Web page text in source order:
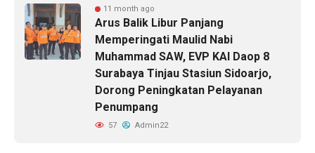
11 month ago
Arus Balik Libur Panjang
Memperingati Maulid Nabi
Muhammad SAW, EVP KAI Daop 8
Surabaya Tinjau Stasiun Sidoarjo,
Dorong Peningkatan Pelayanan
Penumpang
57 Admin22